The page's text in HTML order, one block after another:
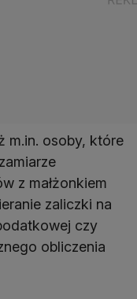
m.in. osoby, które
z małżonkiem
zaliczki na
czy
obliczenia